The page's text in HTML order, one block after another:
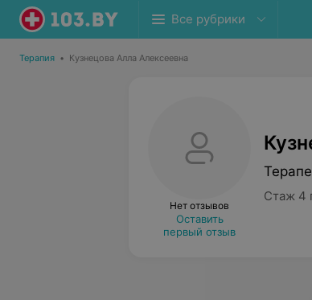
Все рубрики
Терапия • Кузнецова Алла Алексеевна
Нет отзывов
Оставить
первый отзыв
Стаж 4